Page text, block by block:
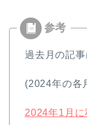
過去月の記
(2024年の各
2024年1月に